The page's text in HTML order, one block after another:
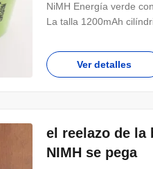
NiMH Energía verde
La talla 1200mAh
Ver detalles
el reelazo de la
NIMH se pega